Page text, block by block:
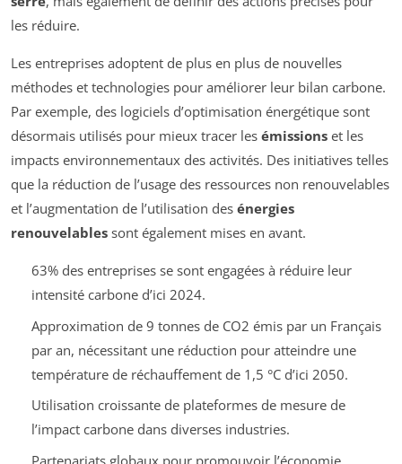
les réduire.
Les entreprises adoptent de plus en plus de nouvelles
méthodes et technologies pour améliorer leur bilan carbone.
Par exemple, des logiciels d’optimisation énergétique sont
désormais utilisés pour mieux tracer les émissions et les
impacts environnementaux des activités. Des initiatives telles
que la réduction de l’usage des ressources non renouvelables
et l’augmentation de l’utilisation des énergies
renouvelables sont également mises en avant.
63% des entreprises se sont engagées à réduire leur
intensité carbone d’ici 2024.
Approximation de 9 tonnes de CO2 émis par un Français
par an, nécessitant une réduction pour atteindre une
température de réchauffement de 1,5 °C d’ici 2050.
Utilisation croissante de plateformes de mesure de
l’impact carbone dans diverses industries.
Partenariats globaux pour promouvoir l’économie